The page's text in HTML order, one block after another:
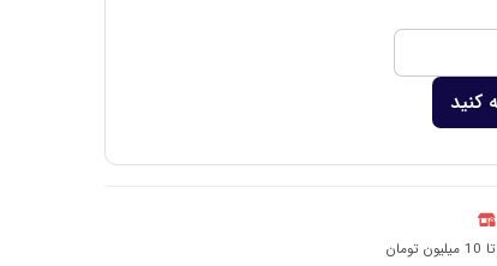
کنید